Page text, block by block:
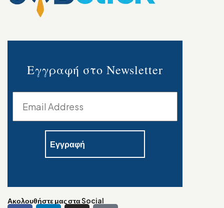
Εγγραφή στο Newsletter
Ακολουθήστε μας στα Social